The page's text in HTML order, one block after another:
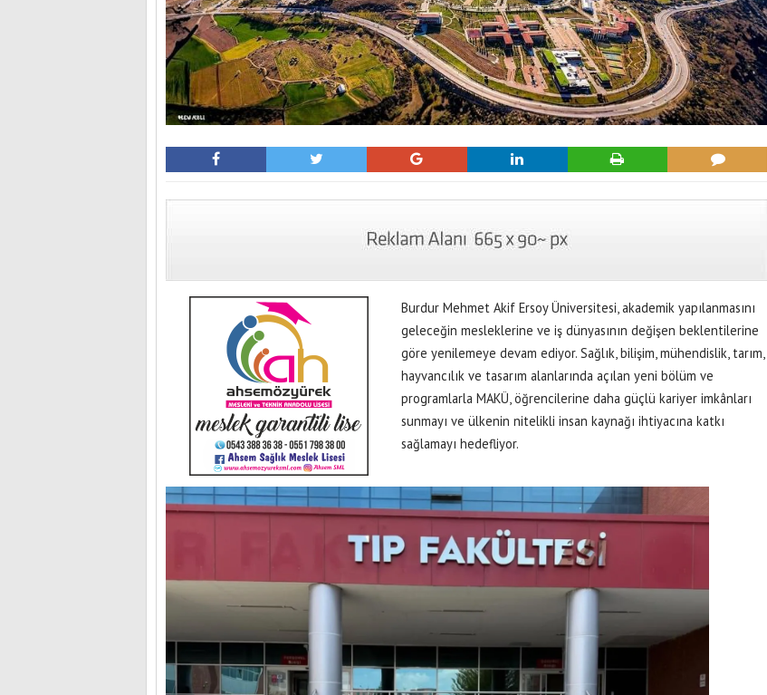
Burdur Mehmet Akif Ersoy Üniversitesi, akademik yapılanmasını
geleceğin mesleklerine ve iş dünyasının değişen beklentilerine
göre yenilemeye devam ediyor. Sağlık, bilişim, mühendislik, tarım,
hayvancılık ve tasarım alanlarında açılan yeni bölüm ve
programlarla MAKÜ, öğrencilerine daha güçlü kariyer imkânları
sunmayı ve ülkenin nitelikli insan kaynağı ihtiyacına katkı
sağlamayı hedefliyor.